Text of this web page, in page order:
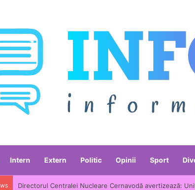
Intern Extern Politic Opinii Sport
Directorul Centralei Nucleare Cernavodă avertizează: